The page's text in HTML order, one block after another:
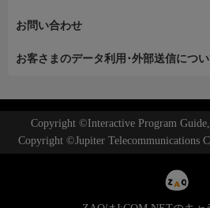
お問い合わせ
お客さまのデータ利用･外部送信につ
Copyright ©Interactive Program
Copyright ©Jupiter Telecommunications